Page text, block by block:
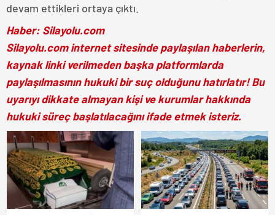
devam ettikleri ortaya çıktı.
Haber: Silayolu.com
Silayolu.com internet sitesinde paylaşılan haberlerin,
kaynak linki verilmeden başka platformlarda
paylaşılmasının hukuki bir suç olduğunu hatırlatır! Bu
uyarıyı dikkate almayan kişi ve kurumlar hakkında
hukuki süreç başlatılacağını ifade etmek isteriz.